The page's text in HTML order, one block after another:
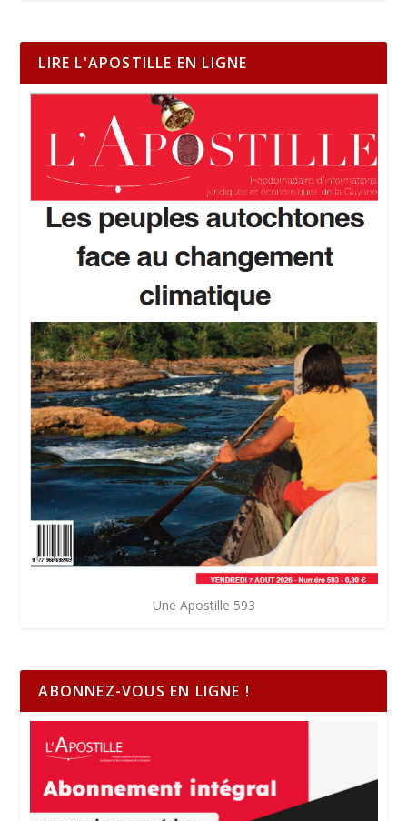
LIRE L'APOSTILLE EN LIGNE
Une Apostille 593
ABONNEZ-VOUS EN LIGNE !